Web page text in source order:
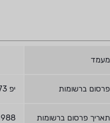
מעמד
פרסום ברשומות יפ 3573
תאריך פרסום ברשומות